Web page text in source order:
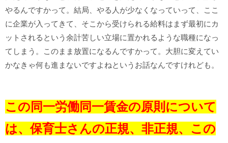
やるんですかって。結局、やる人が少なくなっていって、ここ
に企業が入ってきて、そこから受けられる給料はまず最初にカ
ットされるという余計苦しい立場に置かれるような職種になっ
てしまう。このまま放置になるんですかって。大胆に変えてい
かなきゃ何も進まないですよねというお話なんですけれども。
この同一労働同一賃金の原則について
は、保育士さんの正規、非正規、この